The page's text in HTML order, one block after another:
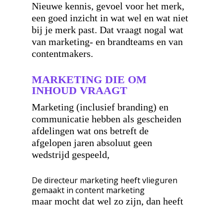
Nieuwe kennis, gevoel voor het merk,
een goed inzicht in wat wel en wat niet
bij je merk past. Dat vraagt nogal wat
van marketing- en brandteams en van
contentmakers.
MARKETING DIE OM
INHOUD VRAAGT
Marketing (inclusief branding) en
communicatie hebben als gescheiden
afdelingen wat ons betreft de
afgelopen jaren absoluut geen
wedstrijd gespeeld,
De directeur marketing heeft vlieguren
gemaakt in content marketing
maar mocht dat wel zo zijn, dan heeft